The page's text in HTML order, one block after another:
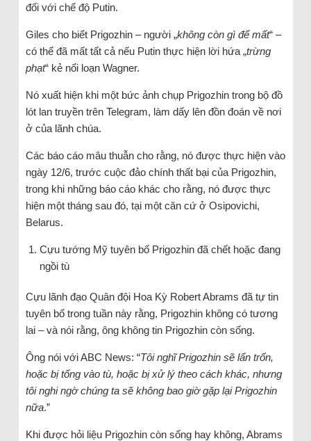
đối với chế độ Putin.
Giles cho biết Prigozhin – người „không còn gì để mất“ –
có thể đã mất tất cả nếu Putin thực hiện lời hứa „trừng
phạt“ kẻ nổi loạn Wagner.
Nó xuất hiện khi một bức ảnh chụp Prigozhin trong bộ đồ
lót lan truyền trên Telegram, làm dấy lên đồn đoán về nơi
ở của lãnh chúa.
Các báo cáo mâu thuẫn cho rằng, nó được thực hiện vào
ngày 12/6, trước cuộc đảo chính thất bại của Prigozhin,
trong khi những báo cáo khác cho rằng, nó được thực
hiện một tháng sau đó, tại một căn cứ ở Osipovichi,
Belarus.
Cựu tướng Mỹ tuyên bố Prigozhin đã chết hoặc đang
ngồi tù
Cựu lãnh đạo Quân đội Hoa Kỳ Robert Abrams đã tự tin
tuyên bố trong tuần này rằng, Prigozhin không có tương
lai – và nói rằng, ông không tin Prigozhin còn sống.
Ông nói với ABC News: “Tôi nghĩ Prigozhin sẽ lẩn trốn,
hoặc bị tống vào tù, hoặc bị xử lý theo cách khác, nhưng
tôi nghi ngờ chúng ta sẽ không bao giờ gặp lại Prigozhin
nữa.”
Khi được hỏi liệu Prigozhin còn sống hay không, Abrams